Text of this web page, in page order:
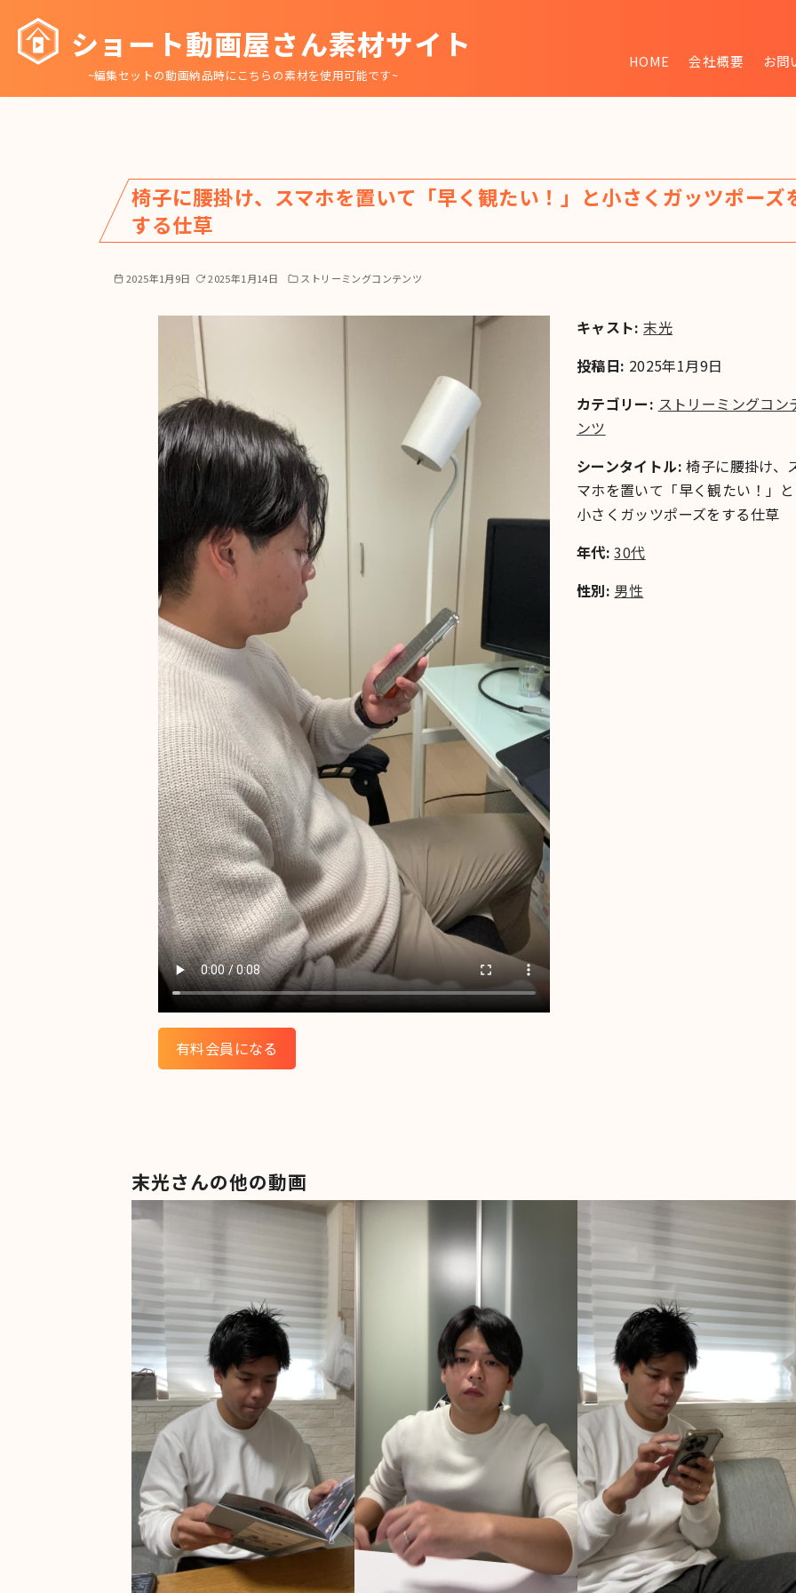
ショート動画屋さん素材サイト
~編集セットの動画納品時にこちらの素材を使用可能です~
HOME 会社概要 お問
椅子に腰掛け、スマホを置いて「早く観たい！」と小さくガッツポーズ
する仕草
2025年1月9日 2025年1月14日 ストリーミングコンテンツ
有料会員になる
キャスト: 末光
投稿日: 2025年1月9日
カテゴリー: ストリーミングコン
ンツ
シーンタイトル: 椅子に腰掛け、
マホを置いて「早く観たい！」と
小さくガッツポーズをする仕草
年代: 30代
性別: 男性
末光さんの他の動画